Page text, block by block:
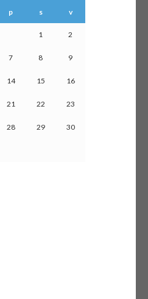
p s v
1 2
7 8 9
14 15 16
21 22 23
28 29 30